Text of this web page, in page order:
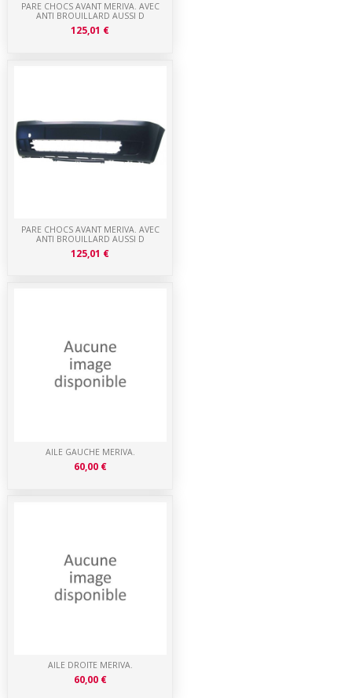
AILE DROITE MERIVA.
60,00 €
AILE GAUCHE MERIVA.
60,00 €
PARE CHOCS AVANT MERIVA. AVEC
ANTI BROUILLARD AUSSI D
125,01 €
PARE CHOCS AVANT MERIVA. AVEC
ANTI BROUILLARD AUSSI D
125,01 €